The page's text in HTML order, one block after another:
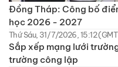
Đồng Tháp: Công bố
học 2026 - 2027
Thứ Sáu, 31/7/2026, 15:12
Sắp xếp mạng lưới
trường công lập